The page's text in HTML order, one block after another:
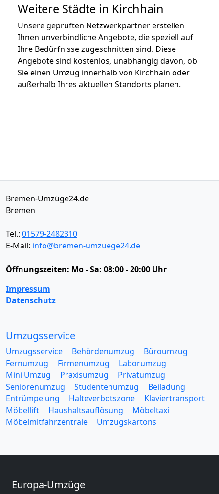
Weitere Städte in Kirchhain
Unsere geprüften Netzwerkpartner erstellen
Ihnen unverbindliche Angebote, die speziell auf
Ihre Bedürfnisse zugeschnitten sind. Diese
Angebote sind kostenlos, unabhängig davon, ob
Sie einen Umzug innerhalb von Kirchhain oder
außerhalb Ihres aktuellen Standorts planen.
Bremen-Umzüge24.de
Bremen
Tel.: 01579-2482310
E-Mail: info@bremen-umzuege24.de
Öffnungszeiten: Mo - Sa: 08:00 - 20:00 Uhr
Impressum
Datenschutz
Umzugsservice
Umzugsservice Behördenumzug
Büroumzug
Fernumzug
Firmenumzug
Laborumzug
Mini Umzug
Praxisumzug
Privatumzug
Seniorenumzug
Studentenumzug
Beiladung
Entrümpelung
Halteverbotszone
Klaviertransport
Möbellift
Haushaltsauflösung
Möbeltaxi
Möbelmitfahrzentrale
Umzugskartons
Europa-Umzüge